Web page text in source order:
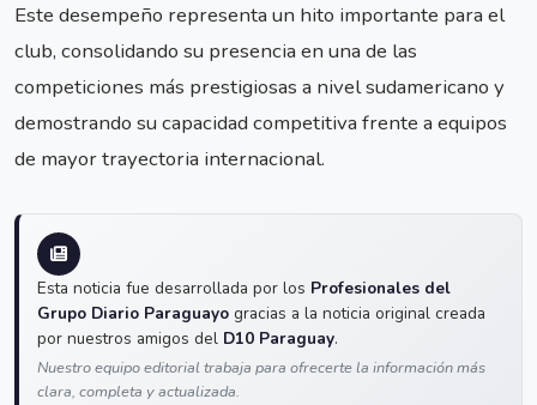
Este desempeño representa un hito importante para el
club, consolidando su presencia en una de las
competiciones más prestigiosas a nivel sudamericano y
demostrando su capacidad competitiva frente a equipos
de mayor trayectoria internacional.
Esta noticia fue desarrollada por los Profesionales del
Grupo Diario Paraguayo gracias a la noticia original creada
por nuestros amigos del D10 Paraguay.
Nuestro equipo editorial trabaja para ofrecerte la información más
clara, completa y actualizada.